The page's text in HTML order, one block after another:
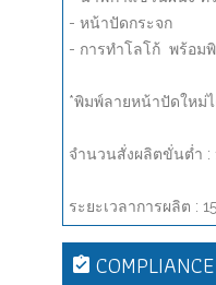
- หน้าปัดกระจก
- การทำโลโก้ พร้อม
*พิมพ์ลายหน้าปัดใหม่
จำนวนสั่งผลิตขั่นต่ำ :
ระยะเวลาการผลิต :